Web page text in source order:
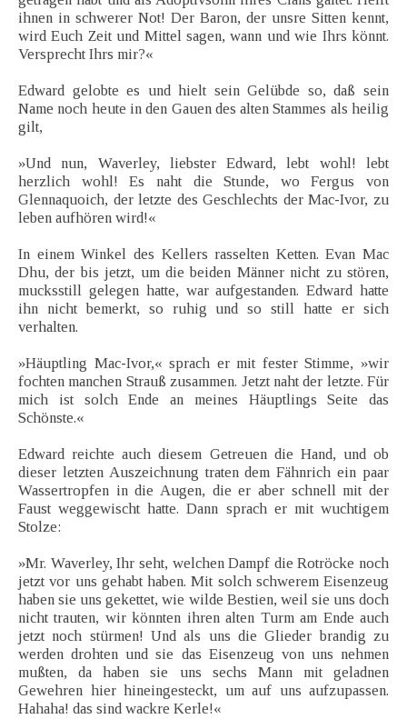
ihnen in schwerer Not! Der Baron, der unsre Sitten kennt,
wird Euch Zeit und Mittel sagen, wann und wie Ihrs könnt.
Versprecht Ihrs mir?«
Edward gelobte es und hielt sein Gelübde so, daß sein
Name noch heute in den Gauen des alten Stammes als heilig
gilt,
»Und nun, Waverley, liebster Edward, lebt wohl! lebt
herzlich wohl! Es naht die Stunde, wo Fergus von
Glennaquoich, der letzte des Geschlechts der Mac-Ivor, zu
leben aufhören wird!«
In einem Winkel des Kellers rasselten Ketten. Evan Mac
Dhu, der bis jetzt, um die beiden Männer nicht zu stören,
mucksstill gelegen hatte, war aufgestanden. Edward hatte
ihn nicht bemerkt, so ruhig und so still hatte er sich
verhalten.
»Häuptling Mac-Ivor,« sprach er mit fester Stimme, »wir
fochten manchen Strauß zusammen. Jetzt naht der letzte. Für
mich ist solch Ende an meines Häuptlings Seite das
Schönste.«
Edward reichte auch diesem Getreuen die Hand, und ob
dieser letzten Auszeichnung traten dem Fähnrich ein paar
Wassertropfen in die Augen, die er aber schnell mit der
Faust weggewischt hatte. Dann sprach er mit wuchtigem
Stolze:
»Mr. Waverley, Ihr seht, welchen Dampf die Rotröcke noch
jetzt vor uns gehabt haben. Mit solch schwerem Eisenzeug
haben sie uns gekettet, wie wilde Bestien, weil sie uns doch
nicht trauten, wir könnten ihren alten Turm am Ende auch
jetzt noch stürmen! Und als uns die Glieder brandig zu
werden drohten und sie das Eisenzeug von uns nehmen
mußten, da haben sie uns sechs Mann mit geladnen
Gewehren hier hineingesteckt, um auf uns aufzupassen.
Hahaha! das sind wackre Kerle!«